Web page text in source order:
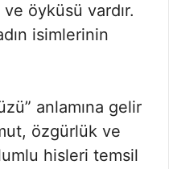
öyküsü vardır.
isimlerinin
anlamına gelir
özgürlük ve
hisleri temsil